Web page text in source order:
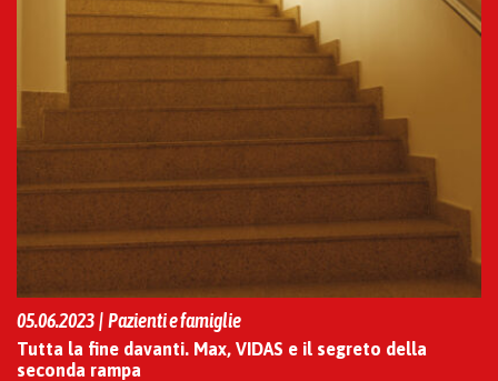
05.06.2023 | Pazienti e famiglie
Tutta la fine davanti. Max, VIDAS e il segreto della
seconda rampa